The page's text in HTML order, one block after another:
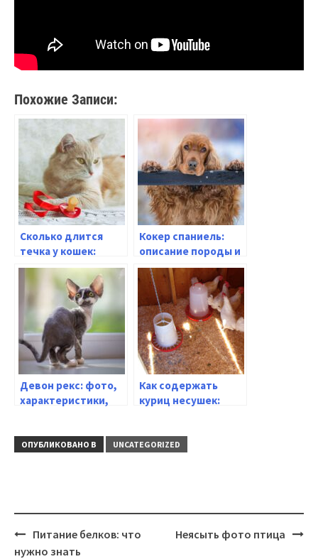
Похожие Записи:
Сколько длится
течка у кошек:
причины и как
помочь питомцу –
сроки важных
процессов в
организме вашей
кошки
Кокер спаниель:
описание породы и
особенности
характера
Девон рекс: фото,
характеристики,
Как содержать
куриц несушек:
ОПУБЛИКОВАНО В UNCATEGORIZED
Навигация
Питание белков: что
нужно знать
Неясыть фото птица